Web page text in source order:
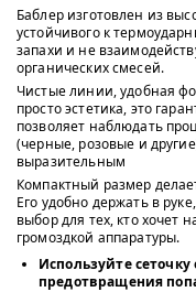
Баблер изготовлен из
устойчивого к
запахи и не
органических смесей.
Чистые линии, удобная
просто эстетика, это
позволяет наблюдать
(черные, розовые и
выразительным
Компактный размер
Его удобно держать в
выбор для тех, кто хочет
громоздкой аппаратуры.
Используйте
предотвращения